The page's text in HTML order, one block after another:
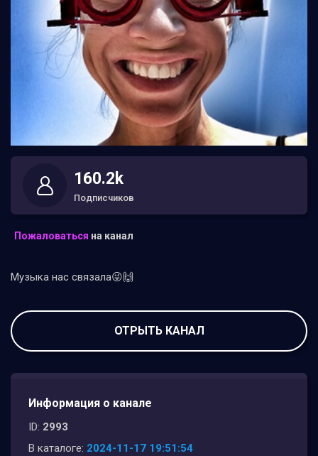
160.2k
Подписчиков
Пожаловаться на канал
Музыка нас связала😜🙌
ОТРЫТЬ КАНАЛ
Информация о канале
ID: 2993
В каталоге: 2024-11-17 19:51:54